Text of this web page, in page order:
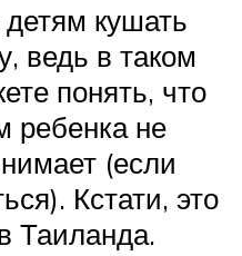
кушать
ведь в таком
понять, что
ребенка не
(если
Кстати, это
Таиланда.